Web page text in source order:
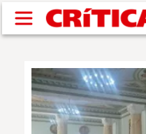
Pasar al contenido
SUCESOS